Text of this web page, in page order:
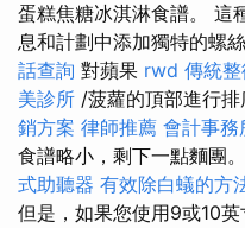
蛋糕焦糖冰淇淋食譜。 這
息和計劃中添加獨特的螺絲
話查詢 對蘋果 rwd 傳統
美診所 /菠蘿的頂部進行排
銷方案 律師推薦 會計事務
食譜略小，剩下一點麵團。
式助聽器 有效除白蟻的方
但是，如果您使用9或10英